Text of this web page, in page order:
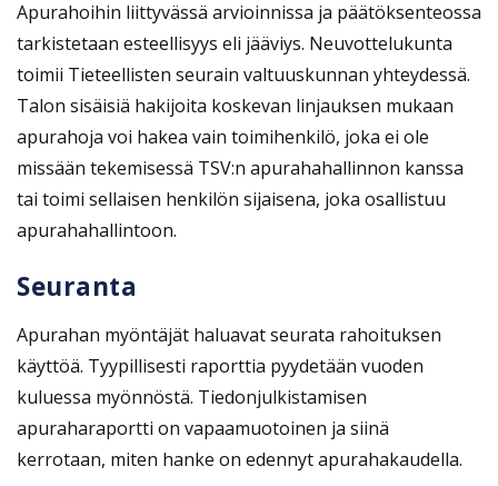
Apurahoihin liittyvässä arvioinnissa ja päätöksenteossa
tarkistetaan esteellisyys eli jääviys. Neuvottelukunta
toimii Tieteellisten seurain valtuuskunnan yhteydessä.
Talon sisäisiä hakijoita koskevan linjauksen mukaan
apurahoja voi hakea vain toimihenkilö, joka ei ole
missään tekemisessä TSV:n apurahahallinnon kanssa
tai toimi sellaisen henkilön sijaisena, joka osallistuu
apurahahallintoon.
Seuranta
Apurahan myöntäjät haluavat seurata rahoituksen
käyttöä. Tyypillisesti raporttia pyydetään vuoden
kuluessa myönnöstä. Tiedonjulkistamisen
apuraharaportti on vapaamuotoinen ja siinä
kerrotaan, miten hanke on edennyt apurahakaudella.